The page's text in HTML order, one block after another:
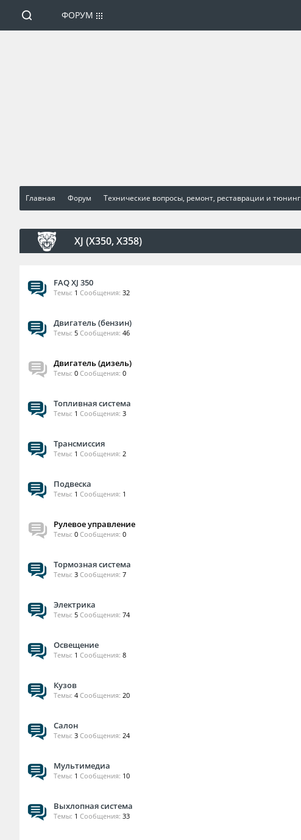
Главная Форум Технические вопросы, ремонт, реставрации и тюнинг
XJ (X350, X358)
FAQ XJ 350
Темы: 1 Сообщения: 32
Двигатель (бензин)
Темы: 5 Сообщения: 46
Двигатель (дизель)
Темы: 0 Сообщения: 0
Топливная система
Темы: 1 Сообщения: 3
Трансмиссия
Темы: 1 Сообщения: 2
Подвеска
Темы: 1 Сообщения: 1
Рулевое управление
Темы: 0 Сообщения: 0
Тормозная система
Темы: 3 Сообщения: 7
Электрика
Темы: 5 Сообщения: 74
Освещение
Темы: 1 Сообщения: 8
Кузов
Темы: 4 Сообщения: 20
Салон
Темы: 3 Сообщения: 24
Мультимедиа
Темы: 1 Сообщения: 10
Выхлопная система
Темы: 1 Сообщения: 33
ФОРУМ